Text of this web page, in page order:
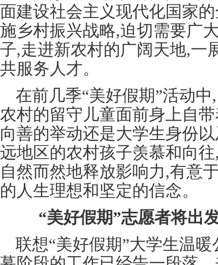
面建设社会主义现代化国家
施乡村振兴战略,迫切需要广
子,走进新农村的广阔天地,一
共服务人才。
在前几季“美好假期”活动
农村的留守儿童面前身上自
向善的举动还是大学生身份
远地区的农村孩子羡慕和向
自然而然地释放影响力,有意
的人生理想和坚定的信念。
“美好假期”志愿者将出
联想“美好假期”大学生温